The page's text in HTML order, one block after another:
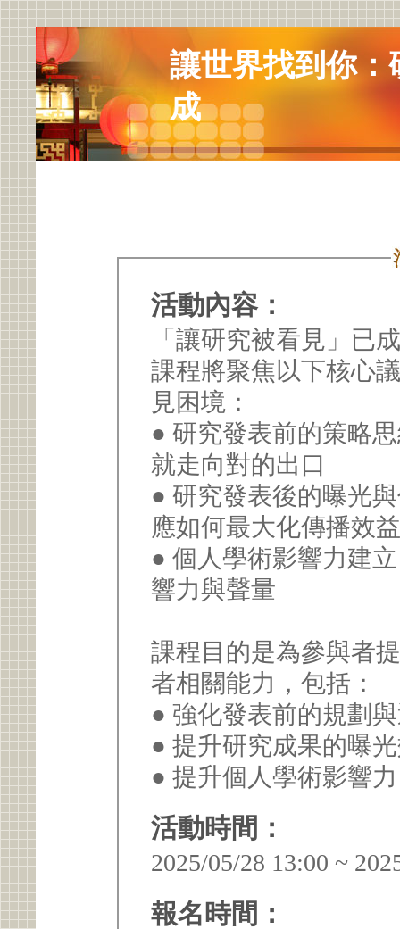
讓世界找到你：
成
活動內容：
「讓研究被看見」已
課程將聚焦以下核心
見困境：
● 研究發表前的策略
就走向對的出口
● 研究發表後的曝光
應如何最大化傳播效
● 個人學術影響力建
響力與聲量
課程目的是為參與者
者相關能力，包括：
● 強化發表前的規劃
● 提升研究成果的曝
● 提升個人學術影響力
活動時間：
2025/05/28 13:00 ~
報名時間：